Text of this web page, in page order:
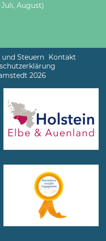
Juli, August)
und Steuern Kontakt
2026